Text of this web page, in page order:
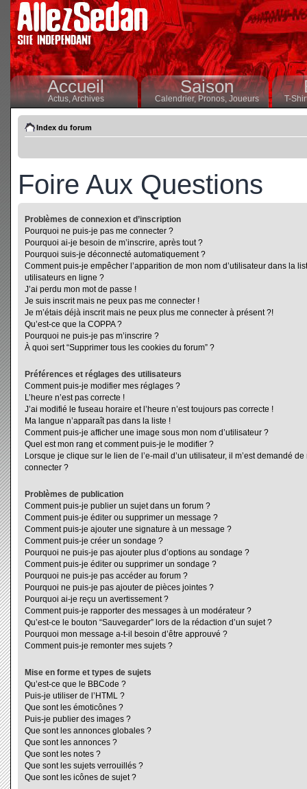
Accueil
Actus,Archives
Saison
Calendrier,Pronos, Joueurs T-
Index du forum
Foire Aux Questions
Problèmes de connexion et d’inscription
Pourquoi ne puis-je pas me connecter ?
Pourquoi ai-je besoin de m’inscrire, après tout ?
Pourquoi suis-je déconnecté automatiquement ?
Comment puis-je empêcher l’apparition de mon nom d’utilisateur dans la
utilisateurs en ligne ?
J’ai perdu mon mot de passe !
Je suis inscrit mais ne peux pas me connecter !
Je m’étais déjà inscrit mais ne peux plus me connecter à présent ?!
Qu’est-ce que la COPPA ?
Pourquoi ne puis-je pas m’inscrire ?
À quoi sert “Supprimer tous les cookies du forum” ?
Préférences et réglages des utilisateurs
Comment puis-je modifier mes réglages ?
L’heure n’est pas correcte !
J’ai modifié le fuseau horaire et l’heure n’est toujours pas correcte !
Ma langue n’apparaît pas dans la liste !
Comment puis-je afficher une image sous mon nom d’utilisateur ?
Quel est mon rang et comment puis-je le modifier ?
Lorsque je clique sur le lien de l’e-mail d’un utilisateur, il m’est demandé de
connecter ?
Problèmes de publication
Comment puis-je publier un sujet dans un forum ?
Comment puis-je éditer ou supprimer un message ?
Comment puis-je ajouter une signature à un message ?
Comment puis-je créer un sondage ?
Pourquoi ne puis-je pas ajouter plus d’options au sondage ?
Comment puis-je éditer ou supprimer un sondage ?
Pourquoi ne puis-je pas accéder au forum ?
Pourquoi ne puis-je pas ajouter de pièces jointes ?
Pourquoi ai-je reçu un avertissement ?
Comment puis-je rapporter des messages à un modérateur ?
Qu’est-ce le bouton “Sauvegarder” lors de la rédaction d’un sujet ?
Pourquoi mon message a-t-il besoin d’être approuvé ?
Comment puis-je remonter mes sujets ?
Mise en forme et types de sujets
Qu’est-ce que le BBCode ?
Puis-je utiliser de l’HTML ?
Que sont les émoticônes ?
Puis-je publier des images ?
Que sont les annonces globales ?
Que sont les annonces ?
Que sont les notes ?
Que sont les sujets verrouillés ?
Que sont les icônes de sujet ?